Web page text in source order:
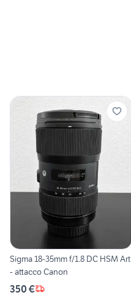
Sigma 18-35mm f/1.8 DC HSM Art
- attacco Canon
350 €